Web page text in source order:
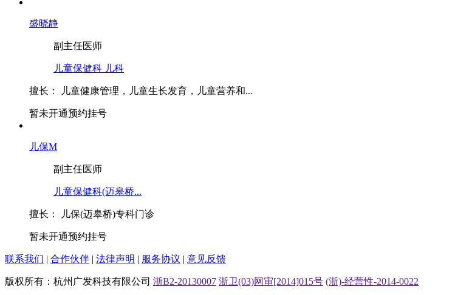
盛晓静
副主任医师
儿童保健科儿科
擅长： 儿童健康管理，儿童生长发育，儿童营养和...
暂未开通预约挂号
儿保M
副主任医师
儿童保健科(迈皋桥...
擅长： 儿保(迈皋桥)专科门诊
暂未开通预约挂号
联系我们 | 合作伙伴 | 法律声明 | 服务协议 | 意见反馈
版权所有：杭州广发科技有限公司 浙B2-20130007 浙卫(03)网审[2014]015号 (浙)-经营性-2014-0022